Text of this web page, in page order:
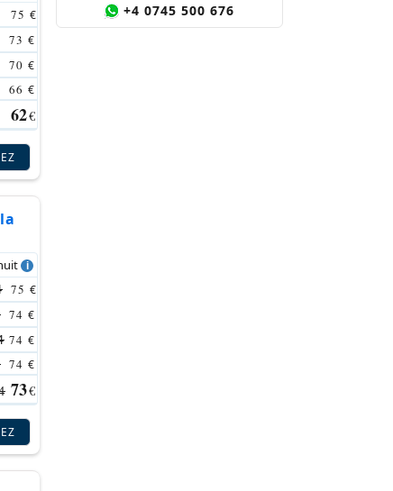
75 €
73 €
70 €
66 €
62€
75 €
74 €
74 €
74 €
73€
+4 0745 500 676